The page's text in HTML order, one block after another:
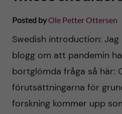
Posted byOle Petter Ottersen
Swedish introduction:
blogg om att pandemin
bortglömda fråga så här:
förutsättningarna för
forskning kommer upp